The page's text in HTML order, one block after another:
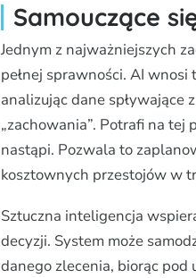
Samouczące
Jednym z najważniejszych
pełnej sprawności. AI
analizując dane spływające
„zachowania”. Potrafi na
nastąpi. Pozwala to
kosztownych przestojów w
Sztuczna inteligencja
decyzji. System może
danego zlecenia, biorąc pod